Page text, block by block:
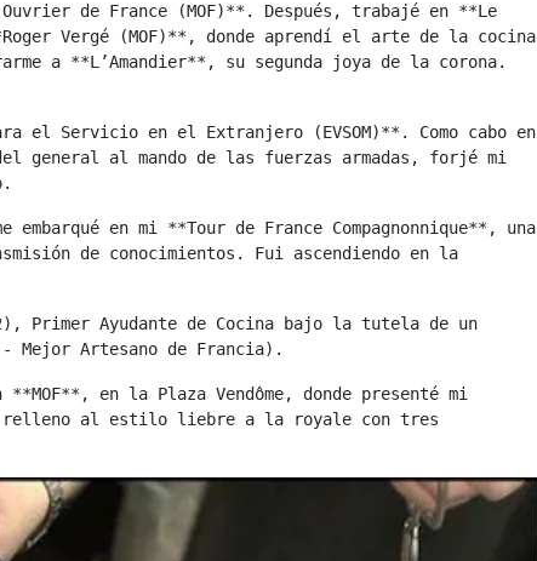
de France (MOF)**. Después, trabajé en **Le
Vergé (MOF)**, donde aprendí el arte de la cocina
a **L’Amandier**, su segunda joya de la corona.
el Servicio en el Extranjero (EVSOM)**. Como cabo en
general al mando de las fuerzas armadas, forjé mi
en mi **Tour de France Compagnonnique**, una
de conocimientos. Fui ascendiendo en la
Primer Ayudante de Cocina bajo la tutela de un
Mejor Artesano de Francia).
en la Plaza Vendôme, donde presenté mi
relleno al estilo liebre a la royale con tres